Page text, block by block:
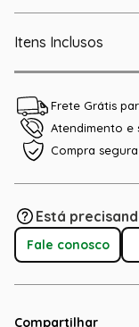
Itens Inclusos
Frete Grátis
Atendimento e
Compra segura
Está
Fale conosco
Compartilhar